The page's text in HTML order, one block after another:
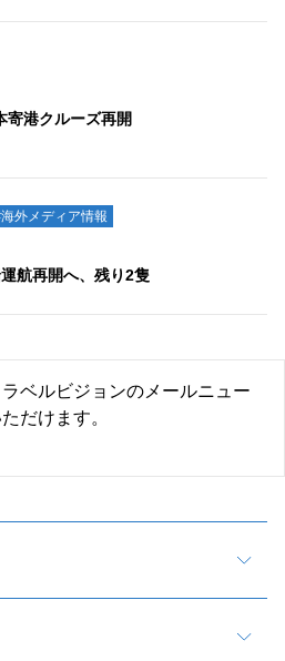
寄港クルーズ再開
外メディア情報
航再開へ、残り2隻
ベルビジョンのメールニュー
だけます。